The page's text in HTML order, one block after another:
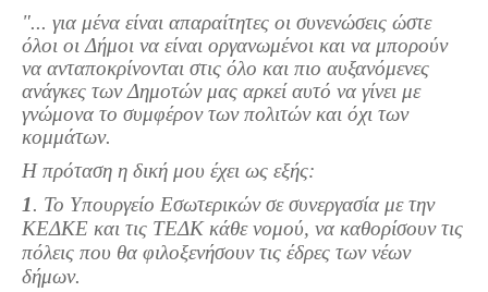
Γάμοι - Γεννήσεις - Βαπτίσεις
Επιτυχίες - Διακρίσεις
Μηνύματα Επισκεπτών
παλιά αρχειοθετημένα
Λαογραφία
Πολιτιστικά
Οπτικοακουστικά
Φωτορεπορτάζ
"... για μένα είναι απαραίτητες οι συνενώσεις ώστε
όλοι οι Δήμοι να είναι οργανωμένοι και να μπορούν
να ανταποκρίνονται στις όλο και πιο αυξανόμενες
ανάγκες των Δημοτών μας αρκεί αυτό να γίνει με
γνώμονα το συμφέρον των πολιτών και όχι των
κομμάτων.
Η πρόταση η δική μου έχει ως εξής:
1. Το Υπουργείο Εσωτερικών σε συνεργασία με την
ΚΕΔΚΕ και τις ΤΕΔΚ κάθε νομού, να καθορίσουν τις
πόλεις που θα φιλοξενήσουν τις έδρες των νέων
δήμων.